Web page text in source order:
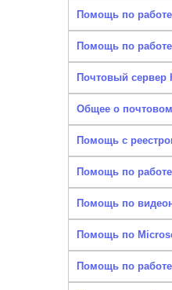
Помощь по
Помощь по
Почтовый сервер
Общее о
Помощь с
Помощь по
Помощь по
Помощь по
Помощь по